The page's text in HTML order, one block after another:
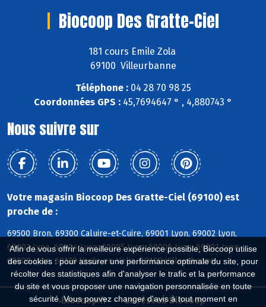
Afin de vous offrir la meilleure expérience possible, Biocoop utilise
des cookies : pour assurer une performance optimale du site, pour
récolter des statistiques afin d'analyser le trafic et la performance
du site et vous proposer une navigation personnalisée en toute
sécurité. Vous pouvez changer d'avis à tout moment en
Biocoop Des Gratte-Ciel
181 cours Emile Zola
69100 Villeurbanne
Téléphone :04 28 70 98 25
Coordonnées GPS : 45,7694647 ° , 4,880743 °
Nous suivre sur
Votre magasin Biocoop Des Gratte-Ciel (69100) est
proche de :
69500 Bron, 69300 Caluire-et-Cuire, 69001 Lyon, 69002 Lyon,
69003 Lyon, 69004 Lyon, 69005 Lyon, 69006 Lyon, 69007 Lyon,
69008 Lyon, 69120 Vaulx-en-Velin, 69100 Villeurbanne
Biocoop.fr Le réseau Biocoop